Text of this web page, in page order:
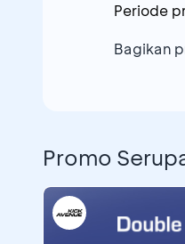
Periode
Bagikan
Promo